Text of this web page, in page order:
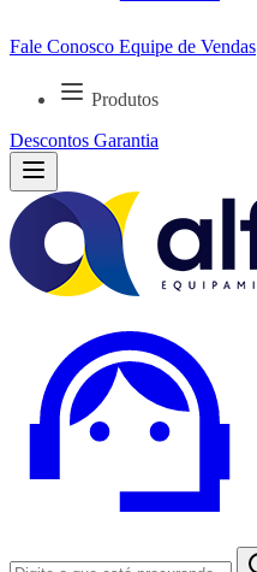
Fale Conosco Equipe de Vendas
Produtos
Descontos Garantia